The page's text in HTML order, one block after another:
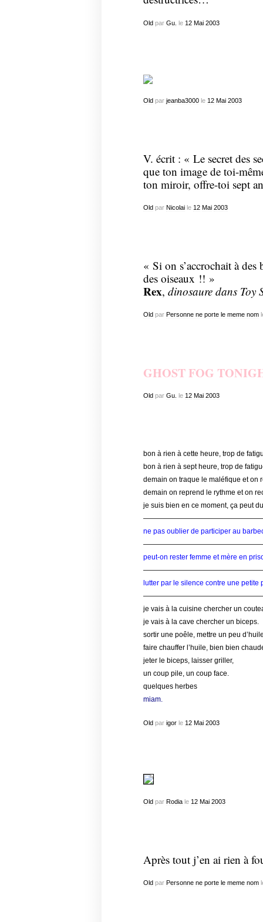
Oldpar Gu. le 12 Mai 2003
Oldpar jeanba3000le 12 Mai 2003
V. écrit : « Le secret des
que ton image de toi-
ton miroir, offre-toi sept
Oldpar Nicolaile 12 Mai 2003
« Si on s’accrochait à
des oiseaux !! »
Rex, dinosaure dans Toy
Old par Personne ne porte le meme nom
GHOST FOG
Old par Gu. le 12 Mai 2003
bon à rien à cette heure, trop de
bon à rien à sept heure, trop de
demain on traque le maléfique et on
demain on reprend le rythme et on
je suis bien en ce moment, ça peut
ne pas oublier de participer au
peut-on rester femme et mère en
lutter par le silence contre une petite
je vais à la cuisine chercher un
je vais à la cave chercher un biceps.
sortir une poêle, mettre un peu
faire chauffer l’huile, bien bien
jeter le biceps, laisser griller,
un coup pile, un coup face.
quelques herbes
miam.
Oldpar igorle 12 Mai 2003
Oldpar Rodiale 12 Mai 2003
Après tout j’en ai rien à
Oldpar Personne ne porte le meme nom